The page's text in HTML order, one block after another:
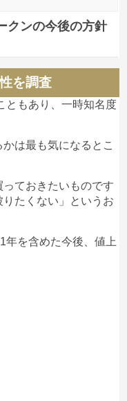
クンの今後の方針
クビューロ株式会
りました。
保有者の利益損失
、決済手段として
を調査
ともあり、一時知名度
は最も気になるとこ
ておきたいものです
たくない」というお
年を含めた今後、値上